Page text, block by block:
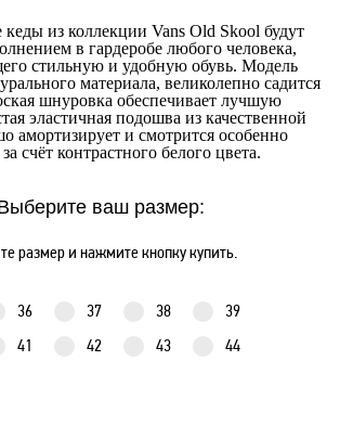
из коллекции Vans Old Skool будут
в гардеробе любого человека,
стильную и удобную обувь. Модель
материала, великолепно садится
шнуровка обеспечивает лучшую
эластичная подошва из качественной
амортизирует и смотрится особенно
счёт контрастного белого цвета.
ваш размер:
размер и нажмите кнопку купить.
36 37 38
39
41 42 43
44